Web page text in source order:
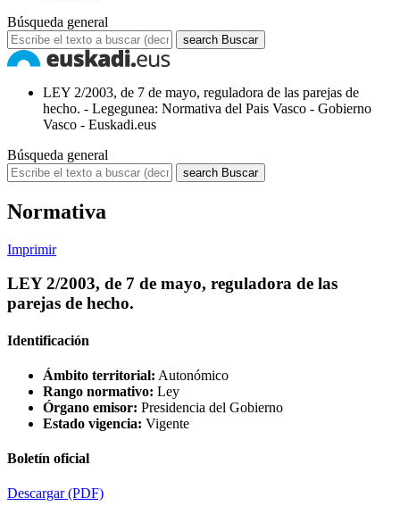
Búsqueda general
search Buscar
LEY 2/2003, de 7 de mayo, reguladora de las parejas de
hecho. - Legegunea: Normativa del Pais Vasco - Gobierno
Vasco - Euskadi.eus
Búsqueda general
search Buscar
Normativa
Imprimir
LEY 2/2003, de 7 de mayo, reguladora de las
parejas de hecho.
Identificación
Ámbito territorial: Autonómico
Rango normativo: Ley
Órgano emisor: Presidencia del Gobierno
Estado vigencia: Vigente
Boletín oficial
Descargar(PDF)